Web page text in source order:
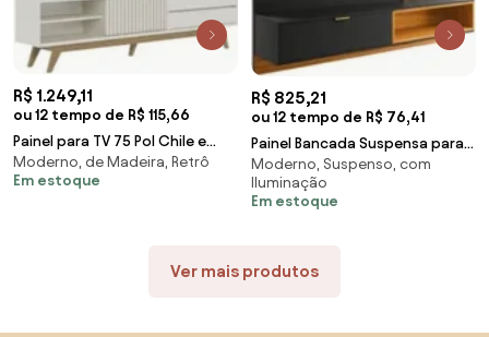
R$ 1.249,11
ou 12 tempo de R$ 115,66
Painel para TV 75 Pol Chile e
Rack Bancada Itália C05 Off
White Matte/
Moderno, de Madeira, Retrô
Em estoque
R$ 825,21
ou 12 tempo de R$ 76,41
Painel Bancada Suspensa para
TV até 65 Pol. Ripado 180cm
Tocantins Pre
Moderno, Suspenso, com
Iluminação
Em estoque
Ver mais produtos